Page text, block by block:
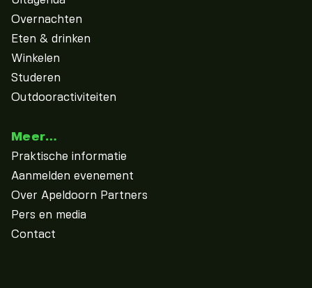
Overnachten
Eten & drinken
Winkelen
Studeren
Outdooractiviteiten
Meer…
Praktische informatie
Aanmelden evenement
Over Apeldoorn Partners
Pers en media
Contact